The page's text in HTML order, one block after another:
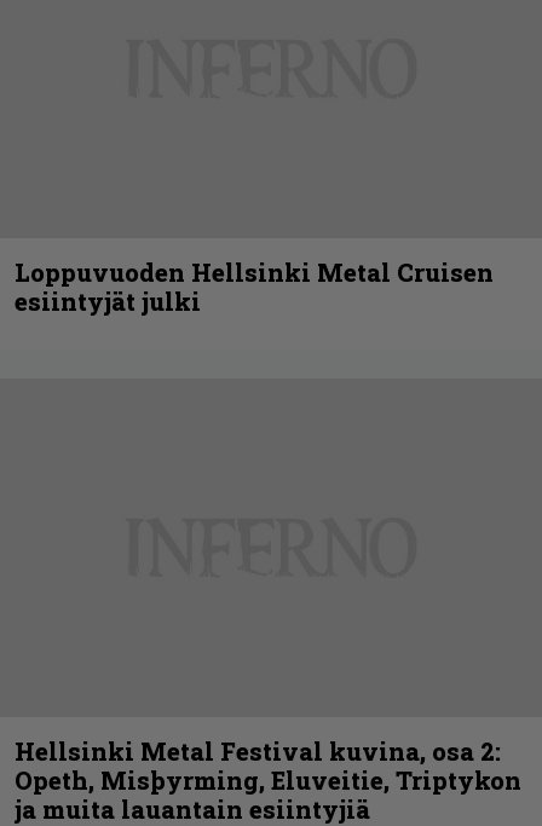
Loppuvuoden Hellsinki Metal Cruisen
esiintyjät julki
Hellsinki Metal Festival kuvina, osa 2:
Opeth, Misþyrming, Eluveitie, Triptykon
ja muita lauantain esiintyjiä